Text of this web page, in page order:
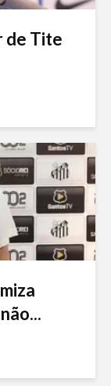
de Tite